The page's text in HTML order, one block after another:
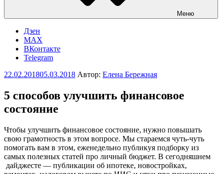
Меню
Дзен
MAX
ВКонтакте
Telegram
Опубликовано
22.02.201805.03.2018 Автор: Елена Бережная
5 способов улучшить финансовое
состояние
Чтобы улучшить финансовое состояние, нужно повышать
свою грамотность в этом вопросе. Мы стараемся чуть-чуть
помогать вам в этом, еженедельно публикуя подборку из
самых полезных статей про личный бюджет. В сегодняшнем
дайджесте — публикации об ипотеке, новостройках,